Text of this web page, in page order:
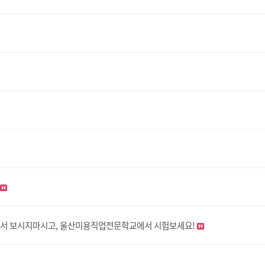
보시지마시고, 울산미용직업전문학교에서 시험보세요!